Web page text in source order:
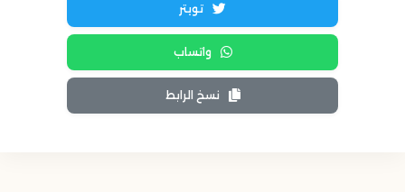
تويتر
واتساب
نسخ الرابط